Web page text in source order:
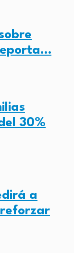
30%
a
reforzar